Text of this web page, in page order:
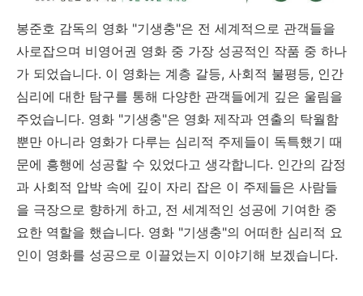
봉준호 감독의 영화 "기생충"은 전 세계적으로 관객들을
사로잡으며 비영어권 영화 중 가장 성공적인 작품 중 하나
가 되었습니다. 이 영화는 계층 갈등, 사회적 불평등, 인간
심리에 대한 탐구를 통해 다양한 관객들에게 깊은 울림을
주었습니다. 영화 "기생충"은 영화 제작과 연출의 탁월함
뿐만 아니라 영화가 다루는 심리적 주제들이 독특했기 때
문에 흥행에 성공할 수 있었다고 생각합니다. 인간의 감정
과 사회적 압박 속에 깊이 자리 잡은 이 주제들은 사람들
을 극장으로 향하게 하고, 전 세계적인 성공에 기여한 중
요한 역할을 했습니다. 영화 "기생충"의 어떠한 심리적 요
인이 영화를 성공으로 이끌었는지 이야기해 보겠습니다.